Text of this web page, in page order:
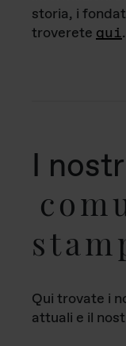
storia, i
troverete qui.
I
Qui trovate i
attuali e il